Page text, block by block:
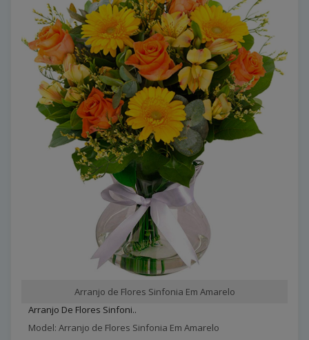
Arranjo de Flores Sinfonia Em Amarelo
Arranjo De Flores Sinfoni..
Model: Arranjo de Flores Sinfonia Em Amarelo